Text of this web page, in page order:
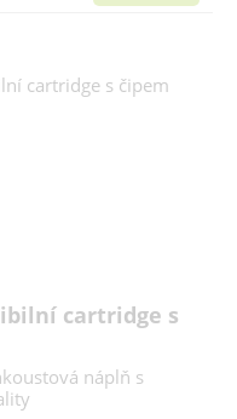
cartridge s
náplň s